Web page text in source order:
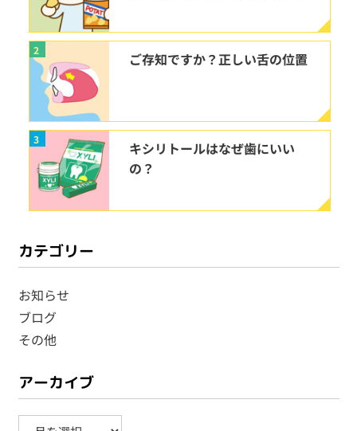
2 ご存知ですか？正しい舌の位置
3
キシリトールはなぜ歯にいい
の？
カテゴリー
お知らせ
ブログ
その他
アーカイブ